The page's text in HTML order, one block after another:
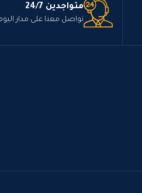
متواجدين 24/7
تواصل معنا على مدار